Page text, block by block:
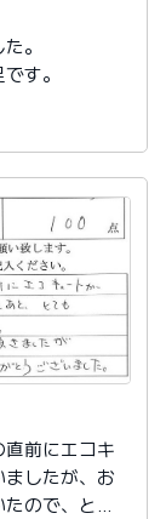
。
す。
前にエコキ
したが、お
ので、とて